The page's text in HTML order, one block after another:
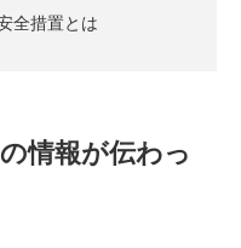
全措置とは
情報が伝わっ